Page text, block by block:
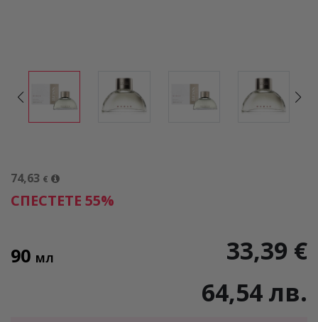
74,63 €
СПЕСТЕТЕ 55%
90 МЛ
33,39 €
64,54 лв.